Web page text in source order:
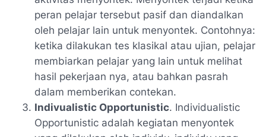
peran pelajar tersebut pasif dan diandalkan
oleh pelajar lain untuk menyontek. Contohnya:
ketika dilakukan tes klasikal atau ujian, pelajar
membiarkan pelajar yang lain untuk melihat
hasil pekerjaan nya, atau bahkan pasrah
dalam memberikan contekan.
Indivualistic Opportunistic. Individualistic
Opportunistic adalah kegiatan menyontek